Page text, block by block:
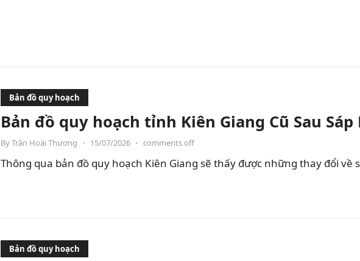
Bản đồ quy hoạch
Bản đồ quy hoạch tỉnh Kiên Giang Cũ Sau Sáp
ByTrần Hoài Thương • 15/07/2026 • comments off
Thông qua bản đồ quy hoạch Kiên Giang sẽ thấy được những thay đổi
Bản đồ quy hoạch